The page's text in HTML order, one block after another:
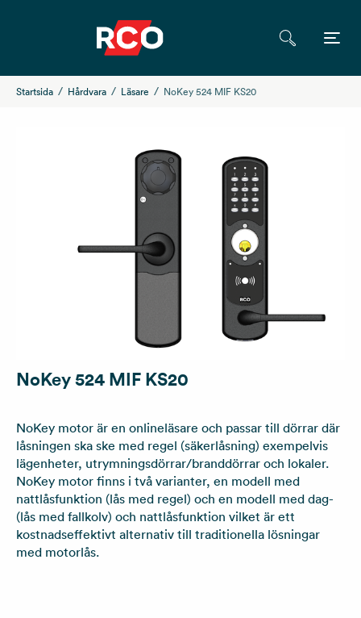
Startsida Hårdvara Läsare NoKey 524 MIF KS20
NoKey 524 MIF KS20
NoKey motor är en onlineläsare och passar till dörrar där
låsningen ska ske med regel (säkerlåsning) exempelvis
lägenheter, utrymningsdörrar/branddörrar och lokaler.
NoKey motor finns i två varianter, en modell med
nattlåsfunktion (lås med regel) och en modell med dag-
(lås med fallkolv) och nattlåsfunktion vilket är ett
kostnadseffektivt alternativ till traditionella lösningar
med motorlås.